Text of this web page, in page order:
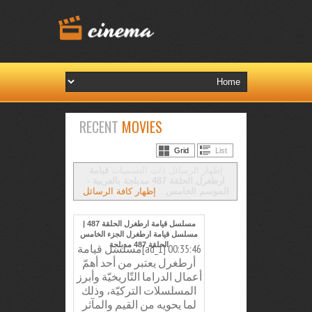
RECENT MOVIES
Grid List
إظهار كافة الرسائل
مسلسل قيامة ارطغرل الحلقة 487 |
مسلسل قيامة ارطغرل الجزء الخامس
الحلقة 487 مدبلجة 00:35:46 [ad_1]مسلسل قيامة
أرطغرل يعتبر من أحد أهمّ
أعمال الدراما التّاريخيّة وأبرز
المسلسلات التركيّة، وذلك
لما يحويه من القيم والمآثر